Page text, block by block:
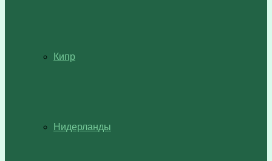
Кипр
Нидерланды